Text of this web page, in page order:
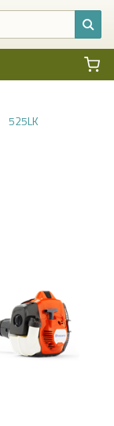
525LK